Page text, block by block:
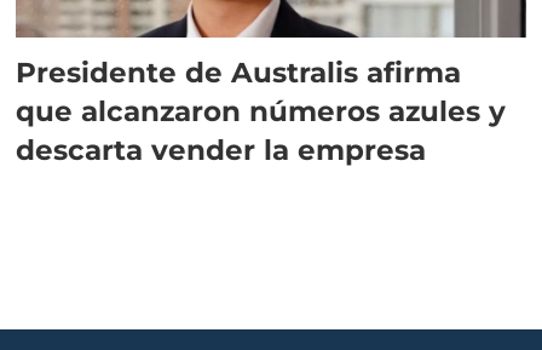
Presidente de Australis afirma
que alcanzaron números azules y
descarta vender la empresa